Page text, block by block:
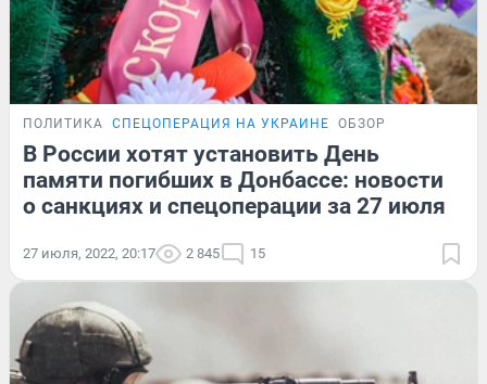
ПОЛИТИКА СПЕЦОПЕРАЦИЯ НА УКРАИНЕ ОБЗОР
В России хотят установить День
памяти погибших в Донбассе: новости
о санкциях и спецоперации за 27 июля
27 июля, 2022, 20:17 2 845 15